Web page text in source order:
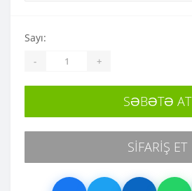
Sayı:
- +
SƏBƏTƏ AT
SIFARIŞ ET